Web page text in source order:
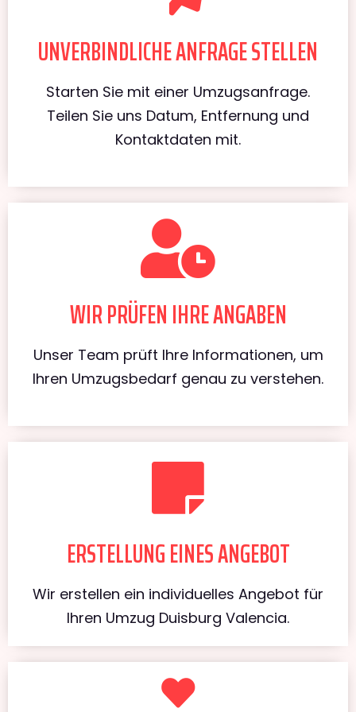
UNVERBINDLICHE ANFRAGE STELLEN
Starten Sie mit einer Umzugsanfrage.
Teilen Sie uns Datum, Entfernung und
Kontaktdaten mit.
WIR PRÜFEN IHRE ANGABEN
Unser Team prüft Ihre Informationen, um
Ihren Umzugsbedarf genau zu verstehen.
ERSTELLUNG EINES ANGEBOT
Wir erstellen ein individuelles Angebot für
Ihren Umzug Duisburg Valencia.